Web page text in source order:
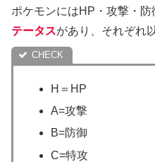
ポケモンにはHP・攻撃・
テータスがあり、それぞれ
H＝HP
A=攻撃
B=防御
C=特攻